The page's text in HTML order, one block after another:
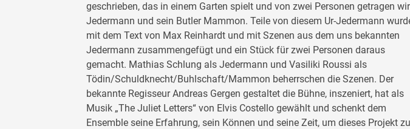
geschrieben, das in einem Garten spielt und von zwei Personen getragen
Jedermann und sein Butler Mammon. Teile von diesem Ur-Jedermann
mit dem Text von Max Reinhardt und mit Szenen aus dem uns bekannten
Jedermann zusammengefügt und ein Stück für zwei Personen daraus
gemacht. Mathias Schlung als Jedermann und Vasiliki Roussi als
Tödin/Schuldknecht/Buhlschaft/Mammon beherrschen die Szenen. Der
bekannte Regisseur Andreas Gergen gestaltet die Bühne, inszeniert, hat als
Musik „The Juliet Letters“ von Elvis Costello gewählt und schenkt dem
Ensemble seine Erfahrung, sein Können und seine Zeit, um dieses Projekt